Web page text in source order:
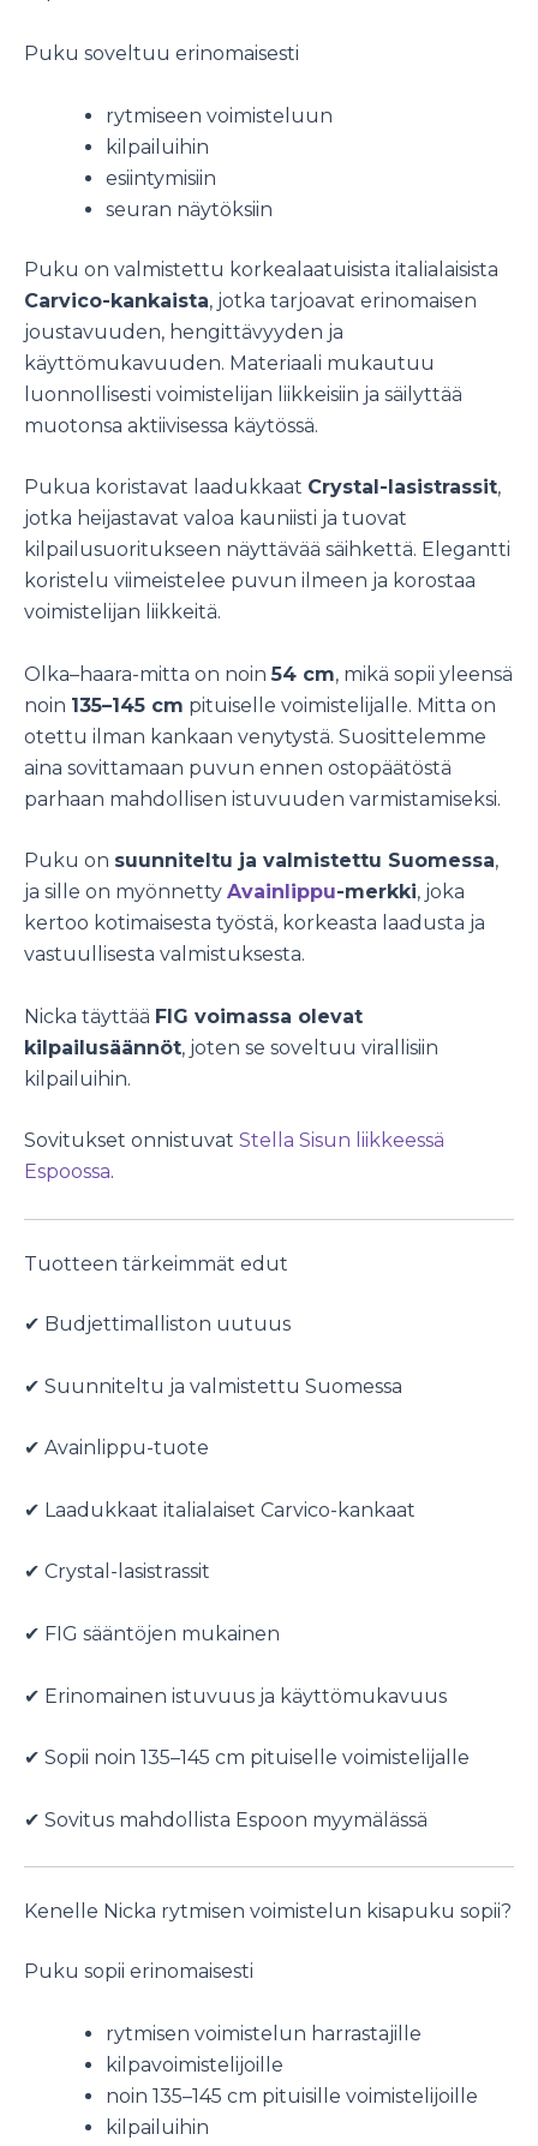
Puku soveltuu erinomaisesti
rytmiseen voimisteluun
kilpailuihin
esiintymisiin
seuran näytöksiin
Puku on valmistettu korkealaatuisista italialaisista
Carvico-kankaista, jotka tarjoavat erinomaisen
joustavuuden, hengittävyyden ja
käyttömukavuuden. Materiaali mukautuu
luonnollisesti voimistelijan liikkeisiin ja säilyttää
muotonsa aktiivisessa käytössä.
Pukua koristavat laadukkaat Crystal-lasistrassit,
jotka heijastavat valoa kauniisti ja tuovat
kilpailusuoritukseen näyttävää säihkettä. Elegantti
koristelu viimeistelee puvun ilmeen ja korostaa
voimistelijan liikkeitä.
Olka–haara-mitta on noin54 cm, mikä sopii yleensä
noin 135–145 cm pituiselle voimistelijalle. Mitta on
otettu ilman kankaan venytystä. Suosittelemme
aina sovittamaan puvun ennen ostopäätöstä
parhaan mahdollisen istuvuuden varmistamiseksi.
Puku on suunniteltu ja valmistettu Suomessa,
ja sille on myönnetty Avainlippu-merkki, joka
kertoo kotimaisesta työstä, korkeasta laadusta ja
vastuullisesta valmistuksesta.
Nicka täyttää FIG voimassa olevat
kilpailusäännöt, joten se soveltuu virallisiin
kilpailuihin.
Sovitukset onnistuvat Stella Sisun liikkeessä
Espoossa.
Tuotteen tärkeimmät edut
✔ Budjettimalliston uutuus
✔ Suunniteltu ja valmistettu Suomessa
✔ Avainlippu-tuote
✔ Laadukkaat italialaiset Carvico-kankaat
✔ Crystal-lasistrassit
✔ FIG sääntöjen mukainen
✔ Erinomainen istuvuus ja käyttömukavuus
✔ Sopii noin 135–145 cm pituiselle voimistelijalle
✔ Sovitus mahdollista Espoon myymälässä
Kenelle Nicka rytmisen voimistelun kisapuku sopii?
Puku sopii erinomaisesti
rytmisen voimistelun harrastajille
kilpavoimistelijoille
noin 135–145 cm pituisille voimistelijoille
kilpailuihin